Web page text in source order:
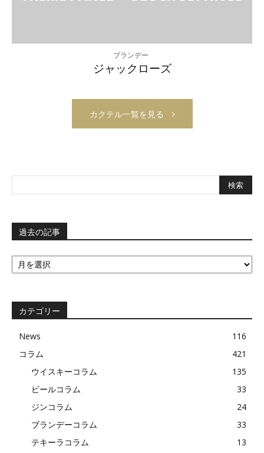
ブランデー
ジャックローズ
カクテル一覧を見る
過去の記事
過
去
事
カテゴリー
News
116
コラム
421
ウイスキーコラム
135
ビールコラム
33
ジンコラム
24
ブランデーコラム
33
テキーラコラム
13